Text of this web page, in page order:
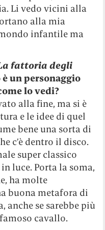
Li vedo vicini alla
alla mia
infantile ma
fattoria degli
è un personaggio
lo vedi?
alla fine, ma si è
e le idee di quel
bene una sorta di
c’è dentro il disco.
super classico
luce. Porta la soma,
ha molte
buona metafora di
anche se sarebbe più
cavallo.